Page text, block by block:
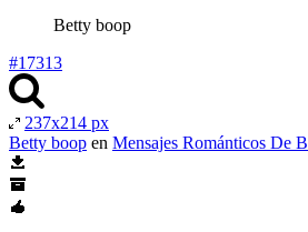
Betty boop
#17313
237x214 px
Betty boop en Mensajes Románticos De